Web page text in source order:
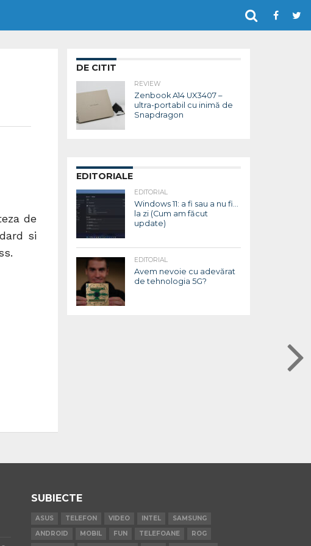
de
si
DE CITIT
REVIEW
Zenbook A14 UX3407 –
ultra-portabil cu inimă de
Snapdragon
EDITORIALE
EDITORIAL
Windows 11: a fi sau a nu fi…
la zi (Cum am făcut
update)
EDITORIAL
Avem nevoie cu adevărat
de tehnologia 5G?
SUBIECTE
ASUS TELEFON VIDEO INTEL
SAMSUNG
ANDROID
MOBIL FUN TELEFOANE
ROG